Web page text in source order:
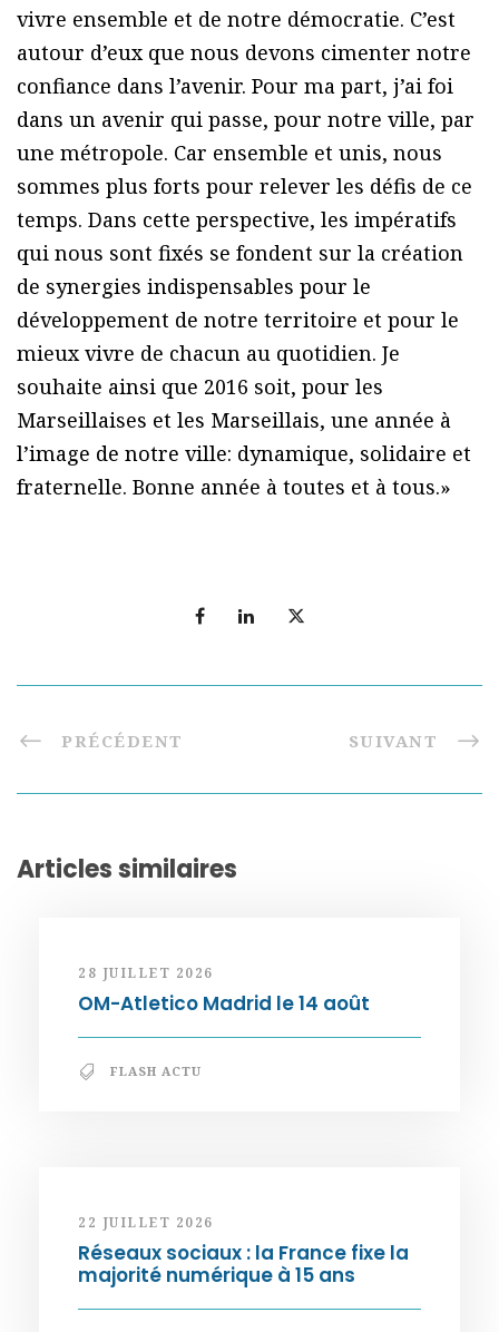
vivre ensemble et de notre démocratie. C’est
autour d’eux que nous devons cimenter notre
confiance dans l’avenir. Pour ma part, j’ai foi
dans un avenir qui passe, pour notre ville, par
une métropole. Car ensemble et unis, nous
sommes plus forts pour relever les défis de ce
temps. Dans cette perspective, les impératifs
qui nous sont fixés se fondent sur la création
de synergies indispensables pour le
développement de notre territoire et pour le
mieux vivre de chacun au quotidien. Je
souhaite ainsi que 2016 soit, pour les
Marseillaises et les Marseillais, une année à
l’image de notre ville: dynamique, solidaire et
fraternelle. Bonne année à toutes et à tous.»
PRÉCÉDENT SUIVANT
Articles similaires
28 JUILLET 2026
OM-Atletico Madrid le 14 août
FLASH ACTU
22 JUILLET 2026
Réseaux sociaux : la France fixe la
majorité numérique à 15 ans